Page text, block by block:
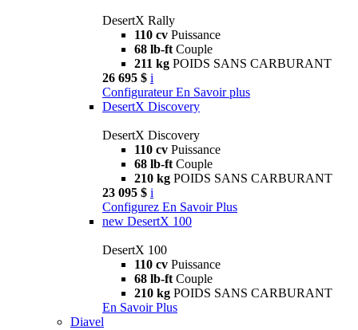
DesertX Rally
110 cv Puissance
68 lb-ft Couple
211 kg POIDS SANS CARBURANT
26 695 $ i
Configurateur En Savoir plus
DesertX Discovery
DesertX Discovery
110 cv Puissance
68 lb-ft Couple
210 kg POIDS SANS CARBURANT
23 095 $ i
Configurez En Savoir Plus
new DesertX 100
DesertX 100
110 cv Puissance
68 lb-ft Couple
210 kg POIDS SANS CARBURANT
En Savoir Plus
Diavel